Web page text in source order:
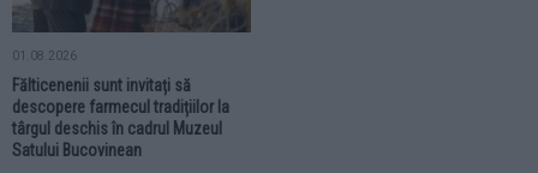
01.08.2026
Fălticenenii sunt invitați să
descopere farmecul tradițiilor la
târgul deschis în cadrul Muzeul
Satului Bucovinean